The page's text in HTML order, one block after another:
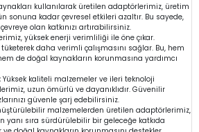
kullanılarak üretilen adaptörlerimiz, üretim
sonuna kadar çevresel etkileri azaltır. Bu sayede,
olan katkınızı artırabilirsiniz.
yüksek enerji verimliliği ile öne çıkar.
daha verimli çalışmasını sağlar. Bu, hem
de doğal kaynakların korunmasına yardımcı
Yüksek kaliteli malzemeler ve ileri teknoloji
uzun ömürlü ve dayanıklıdır. Güvenilir
güvenle şarj edebilirsiniz.
malzemelerden üretilen adaptörlerimiz,
yanı sıra sürdürülebilir bir geleceğe katkıda